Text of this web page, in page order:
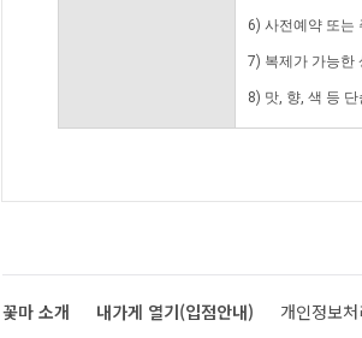
6) 사전예약 또는
7) 복제가 가능한
8) 맛, 향, 색 등
꽃마 소개 내가게 열기(입점안내) 개인정보